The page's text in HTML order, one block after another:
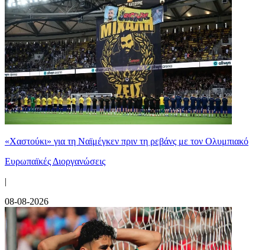
«Χαστούκι» για τη Ναϊμέγκεν πριν τη ρεβάνς με τον Ολυμπιακό
Ευρωπαϊκές Διοργανώσεις
|
08-08-2026